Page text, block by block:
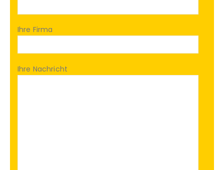
Ihre Firma
Ihre Nachricht